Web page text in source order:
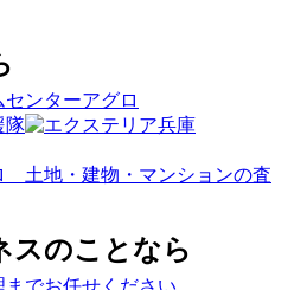
スのことなら